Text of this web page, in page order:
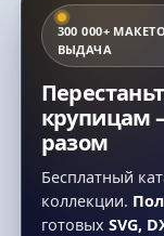
300 000+
ВЫДАЧА
крупицам
разом
Бесплатный
коллекции.
готовых SVG,